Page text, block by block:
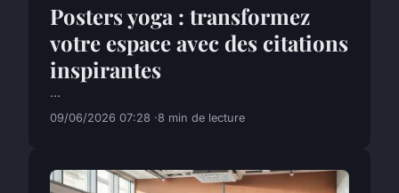
Posters yoga : transformez
votre espace avec des citations
inspirantes
...
09/06/2026 07:28 8 min de lecture